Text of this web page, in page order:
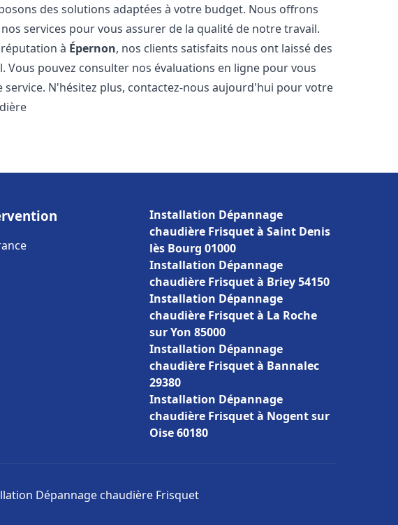
des solutions adaptées à votre budget. Nous offrons
services pour vous assurer de la qualité de notre travail.
à Épernon, nos clients satisfaits nous ont laissé des
Vous pouvez consulter nos évaluations en ligne pour vous
N'hésitez plus, contactez-nous aujourd'hui pour votre
Installation Dépannage
chaudière Frisquet à Saint Denis
lès Bourg 01000
Installation Dépannage
chaudière Frisquet à Briey 54150
Installation Dépannage
chaudière Frisquet à La Roche
sur Yon 85000
Installation Dépannage
chaudière Frisquet à Bannalec
29380
Installation Dépannage
chaudière Frisquet à Nogent sur
Oise 60180
Dépannage chaudière Frisquet